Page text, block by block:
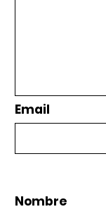
Email
Nombre